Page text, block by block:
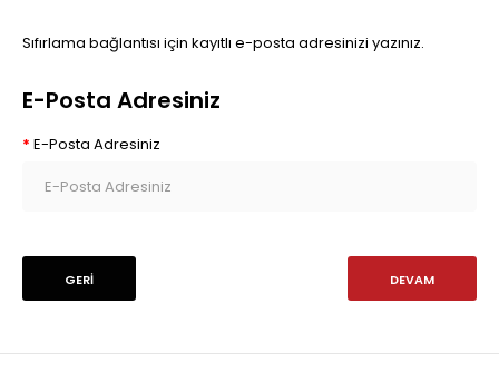
Sıfırlama bağlantısı için kayıtlı e-posta adresinizi yazınız.
E-Posta Adresiniz
E-Posta Adresiniz
GERI